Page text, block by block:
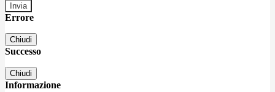
Errore
Chiudi
Successo
Chiudi
Informazione